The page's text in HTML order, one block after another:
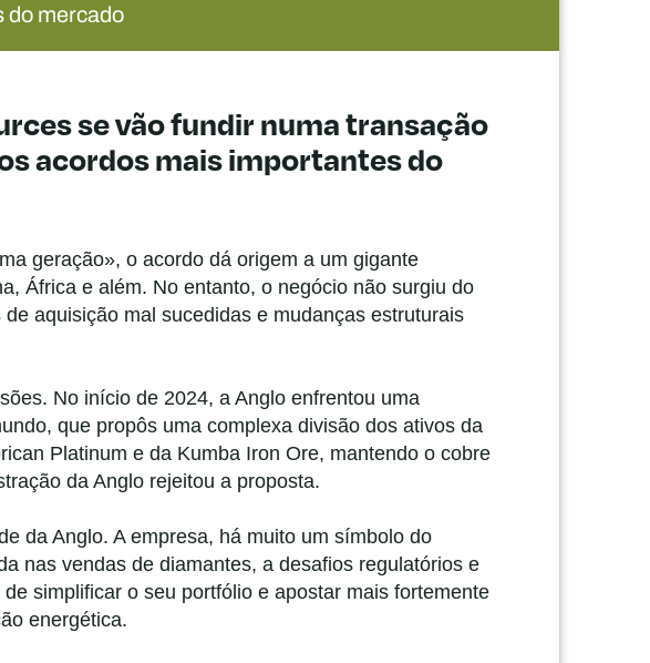
do mercado
se vão fundir numa transação
acordos mais importantes do
geração», o acordo dá origem a um gigante
África e além. No entanto, o negócio não surgiu do
aquisição mal sucedidas e mudanças estruturais
No início de 2024, a Anglo enfrentou uma
que propôs uma complexa divisão dos ativos da
Platinum e da Kumba Iron Ore, mantendo o cobre
da Anglo rejeitou a proposta.
da Anglo. A empresa, há muito um símbolo do
nas vendas de diamantes, a desafios regulatórios e
simplificar o seu portfólio e apostar mais fortemente
energética.